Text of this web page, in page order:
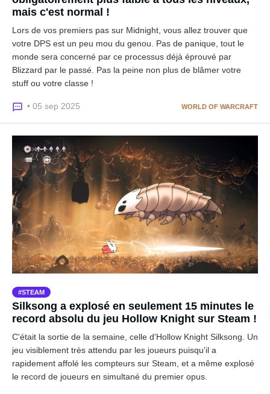
mais c'est normal !
Lors de vos premiers pas sur Midnight, vous allez trouver que
votre DPS est un peu mou du genou. Pas de panique, tout le
monde sera concerné par ce processus déjà éprouvé par
Blizzard par le passé. Pas la peine non plus de blâmer votre
stuff ou votre classe !
• 05 sep 2025 WORLD OF WARCRAFT
STEAM
Silksong a explosé en seulement 15 minutes le
record absolu du jeu Hollow Knight sur Steam !
C'était la sortie de la semaine, celle d'Hollow Knight Silksong. Un
jeu visiblement très attendu par les joueurs puisqu'il a
rapidement affolé les compteurs sur Steam, et a même explosé
le record de joueurs en simultané du premier opus.